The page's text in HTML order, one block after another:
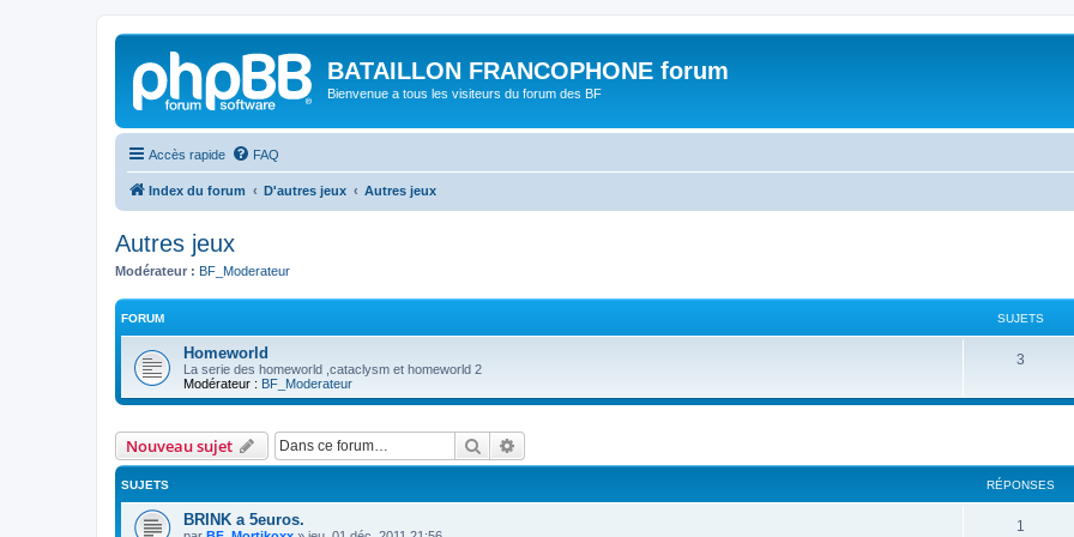
BATAILLON FRANCOPHONE forum
Bienvenue a tous les visiteurs du forum des BF
Accès rapide FAQ
Index du forum D'autres jeux Autres jeux
Autres jeux
Modérateur : BF_Moderateur
FORUM SUJETS
Homeworld
La serie des homeworld ,cataclysm et homeworld 2
Modérateur : BF_Moderateur
3
Nouveau sujet Rechercher
SUJETS RÉPONSES
BRINK a 5euros. 1